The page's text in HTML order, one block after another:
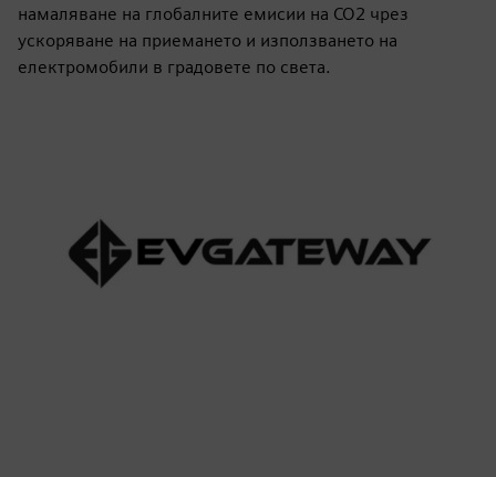
намаляване на глобалните емисии на CO2 чрез
ускоряване на приемането и използването на
електромобили в градовете по света.